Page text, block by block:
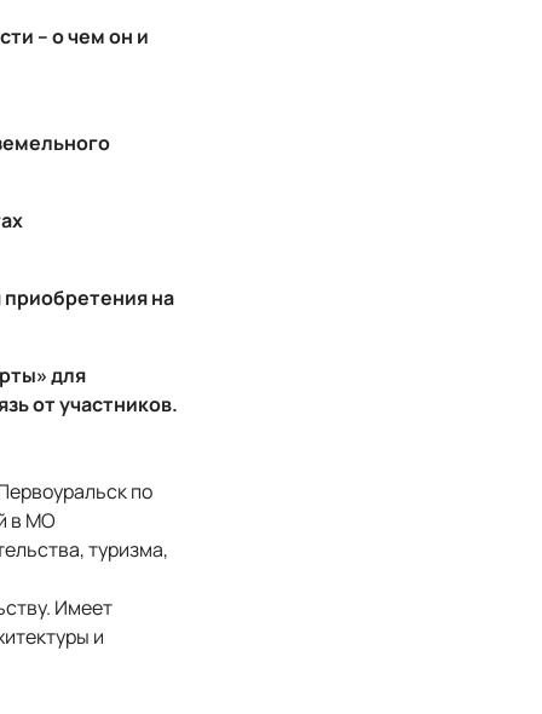
– о чем он и
на
для
от участников.
по
в МО
туризма,
Имеет
и